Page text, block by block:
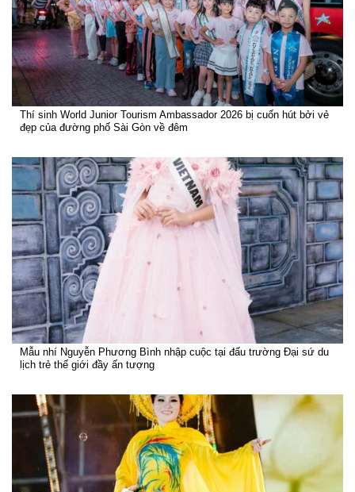
Thí sinh World Junior Tourism Ambassador 2026 bị cuốn hút bởi vẻ
đẹp của đường phố Sài Gòn về đêm
Mẫu nhí Nguyễn Phương Bình nhập cuộc tại đấu trường Đại sứ du
lịch trẻ thế giới đầy ấn tượng